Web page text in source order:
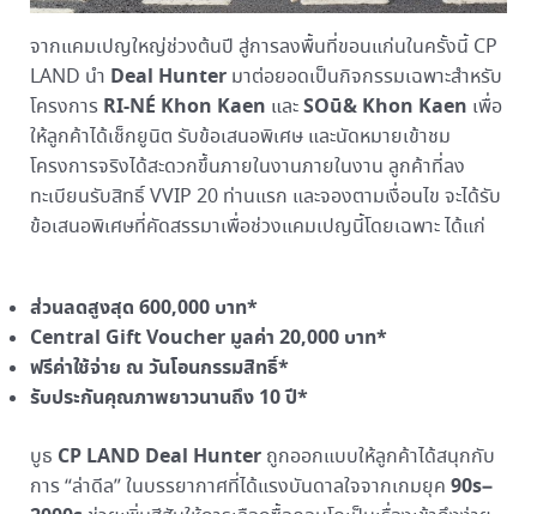
จากแคมเปญใหญ่ช่วงต้นปี สู่การลงพื้นที่ขอนแก่นในครั้งนี้ CP
LAND นำ Deal Hunterมาต่อยอดเป็นกิจกรรมเฉพาะสำหรับ
โครงการ RI-NÉ Khon Kaen และSOū& Khon Kaen เพื่อ
ให้ลูกค้าได้เช็กยูนิต รับข้อเสนอพิเศษ และนัดหมายเข้าชม
โครงการจริงได้สะดวกขึ้นภายในงานภายในงาน ลูกค้าที่ลง
ทะเบียนรับสิทธิ์ VVIP 20 ท่านแรก และจองตามเงื่อนไข จะได้รับ
ข้อเสนอพิเศษที่คัดสรรมาเพื่อช่วงแคมเปญนี้โดยเฉพาะ ได้แก่
ส่วนลดสูงสุด 600,000 บาท*
Central Gift Voucher มูลค่า 20,000 บาท*
ฟรีค่าใช้จ่าย ณ วันโอนกรรมสิทธิ์*
รับประกันคุณภาพยาวนานถึง 10 ปี*
บูธ CP LAND Deal Hunterถูกออกแบบให้ลูกค้าได้สนุกกับ
การ “ล่าดีล” ในบรรยากาศที่ได้แรงบันดาลใจจากเกมยุค 90s–